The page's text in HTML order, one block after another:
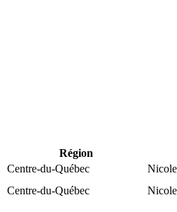
Région
Centre-du-Québec
Centre-du-Québec